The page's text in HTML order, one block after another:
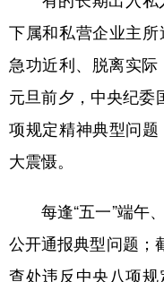
下属和私营企业主所
急功近利、脱离实
元旦前夕，中央纪委
项规定精神典型问
大震慑。
每逢“五一”端午、
公开通报典型问题；
查处违反中央八项